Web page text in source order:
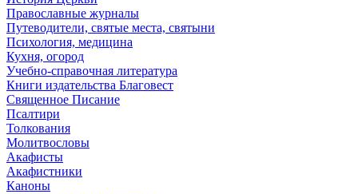
Православные журналы
Путеводители, святые места, святыни
Психология, медицина
Кухня, огород
Учебно-справочная литература
Книги издательства Благовест
Священное Писание
Псалтири
Толкования
Молитвословы
Акафисты
Акафистники
Каноны